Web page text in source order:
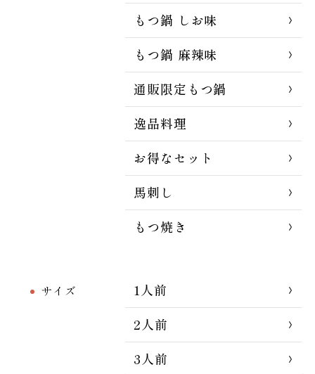
もつ鍋 しお味
もつ鍋 麻辣味
通販限定もつ鍋
逸品料理
お得なセット
馬刺し
もつ焼き
サイズ
1人前
2人前
3人前